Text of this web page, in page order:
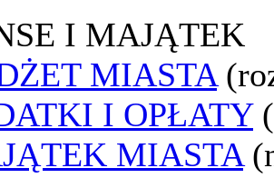
I MAJĄTEK
MIASTA
I OPŁATY
MIASTA